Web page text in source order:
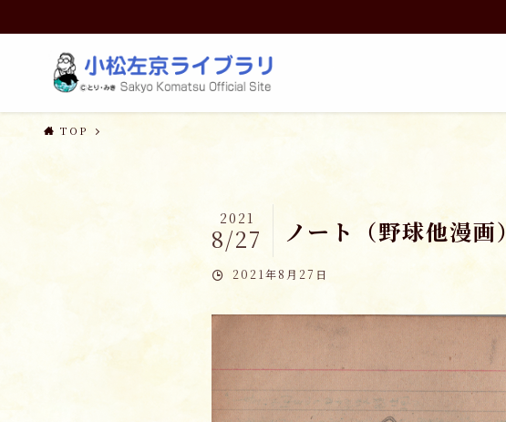
TOP
ノート（野球他漫画）
2021
8/27
2021年8月27日